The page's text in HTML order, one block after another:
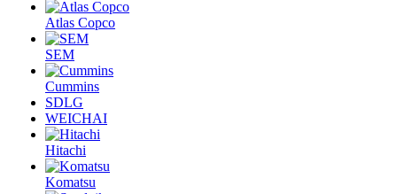
Atlas Copco
SEM
Cummins
SDLG
WEICHAI
Hitachi
Komatsu